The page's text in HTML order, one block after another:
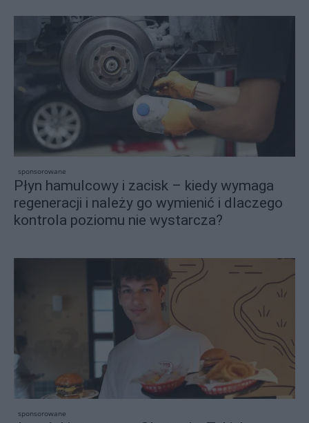
sponsorowane
Płyn hamulcowy i zacisk – kiedy wymaga
regeneracji i należy go wymienić i dlaczego
kontrola poziomu nie wystarcza?
sponsorowane